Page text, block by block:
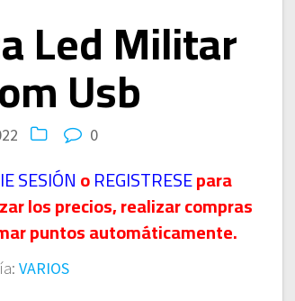
Led Militar
Usb
0
SESIÓNoREGISTRESEpara
los precios, realizar compras
puntos automáticamente.
VARIOS